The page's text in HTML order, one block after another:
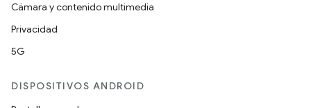
Cámara y contenido multimedia
Privacidad
5G
DISPOSITIVOS ANDROID